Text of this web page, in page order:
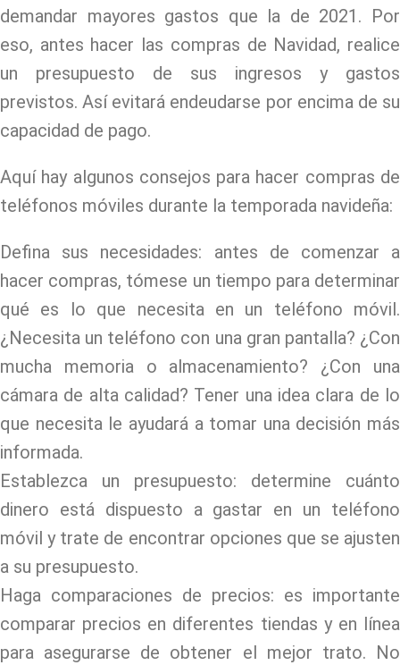
demandar mayores gastos que la de 2021. Por
eso, antes hacer las compras de Navidad, realice
un presupuesto de sus ingresos y gastos
previstos. Así evitará endeudarse por encima de su
capacidad de pago.
Aquí hay algunos consejos para hacer compras de
teléfonos móviles durante la temporada navideña:
Defina sus necesidades: antes de comenzar a
hacer compras, tómese un tiempo para determinar
qué es lo que necesita en un teléfono móvil.
¿Necesita un teléfono con una gran pantalla? ¿Con
mucha memoria o almacenamiento? ¿Con una
cámara de alta calidad? Tener una idea clara de lo
que necesita le ayudará a tomar una decisión más
informada.
Establezca un presupuesto: determine cuánto
dinero está dispuesto a gastar en un teléfono
móvil y trate de encontrar opciones que se ajusten
a su presupuesto.
Haga comparaciones de precios: es importante
comparar precios en diferentes tiendas y en línea
para asegurarse de obtener el mejor trato. No